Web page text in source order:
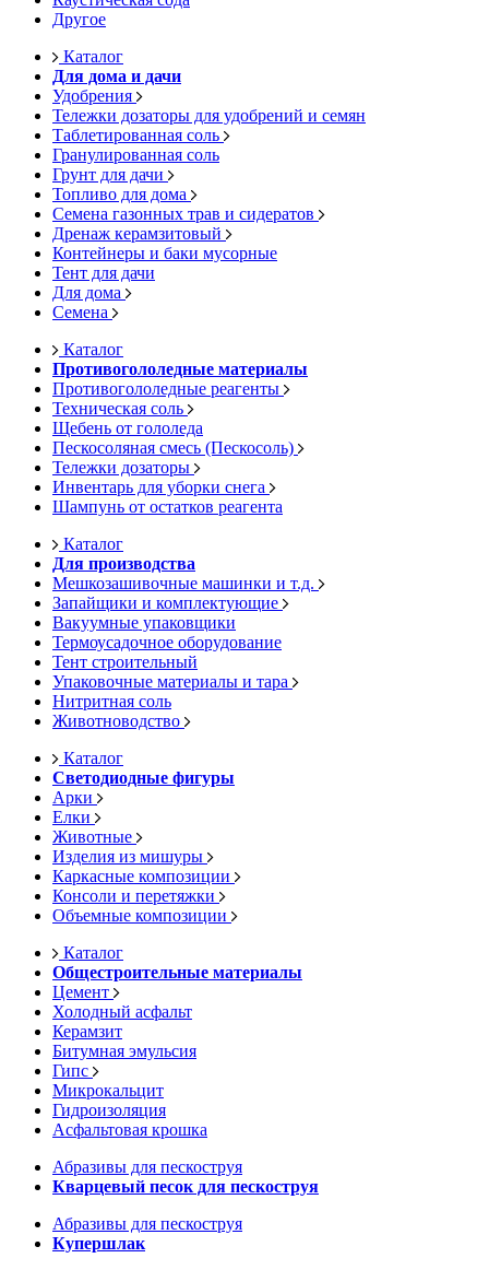
Другое
Каталог
Для дома и дачи
Удобрения
Тележки дозаторы для удобрений и семян
Таблетированная соль
Гранулированная соль
Грунт для дачи
Топливо для дома
Семена газонных трав и сидератов
Дренаж керамзитовый
Контейнеры и баки мусорные
Тент для дачи
Для дома
Семена
Каталог
Противогололедные материалы
Противогололедные реагенты
Техническая соль
Щебень от гололеда
Пескосоляная смесь (Пескосоль)
Тележки дозаторы
Инвентарь для уборки снега
Шампунь от остатков реагента
Каталог
Для производства
Мешкозашивочные машинки и т.д.
Запайщики и комплектующие
Вакуумные упаковщики
Термоусадочное оборудование
Тент строительный
Упаковочные материалы и тара
Нитритная соль
Животноводство
Каталог
Светодиодные фигуры
Арки
Елки
Животные
Изделия из мишуры
Каркасные композиции
Консоли и перетяжки
Объемные композиции
Каталог
Общестроительные материалы
Цемент
Холодный асфальт
Керамзит
Битумная эмульсия
Гипс
Микрокальцит
Гидроизоляция
Асфальтовая крошка
Абразивы для пескоструя
Кварцевый песок для пескоструя
Абразивы для пескоструя
Купершлак